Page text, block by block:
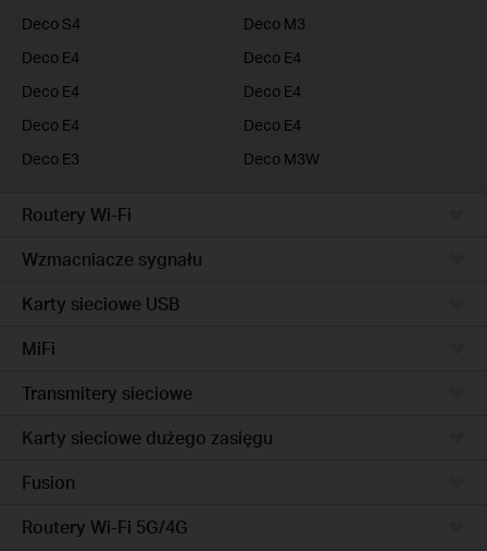
Deco S4
Deco M3
Deco E4
Deco E4
Deco E4
Deco E4
Deco E4
Deco E4
Deco E3
Deco M3W
Routery Wi-Fi
Wzmacniacze sygnału
Karty sieciowe USB
MiFi
Transmitery sieciowe
Karty sieciowe dużego zasięgu
Fusion
Routery Wi-Fi 5G/4G